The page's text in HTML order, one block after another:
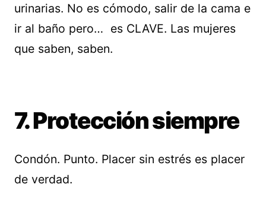
urinarias. No es cómodo, salir de la cama e
ir al baño pero… es CLAVE. Las mujeres
que saben, saben.
7. Protección siempre
Condón. Punto. Placer sin estrés es placer
de verdad.